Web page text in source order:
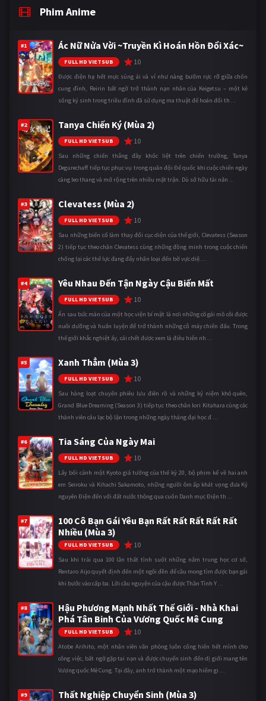
Phim Anime
#1 Ác Nữ Nửa Vời ~Truyền Kì Hoán Hồn Đổi Xác~
FULL HD VIETSUB 10
Được điện hạ hết mực sủng ái và ví như nàng bướm rực rỡ giữa chốn
cung đình, Reirin bất ngờ trở thành nạn nhân của Keigetsu – một kẻ
sống ký sinh trong triều đình đã sử dụng ma thuật để hoán đổi th ...
#2 Tanya Chiến Ký (Mùa 2)
FULL HD VIETSUB 10
Sau những chiến thắng đầy khốc liệt trên chiến trường, Tanya
Degurechaff tiếp tục phục vụ trong quân đội Đế quốc khi cuộc chiến ngày
càng leo thang và mở rộng trên nhiều mặt trận. Dù sở hữu tài năn ...
#3 Clevatess (Mùa 2)
FULL HD VIETSUB 10
Sau những biến cố làm thay đổi cục diện của thế giới, Clevatess (Season
2) tiếp tục theo chân Clevatess cùng những đồng minh trong cuộc chiến
chống lại các thế lực đang đẩy nhân loại đến bờ vực diệ ...
#4 Yêu Nhau Đến Tận Ngày Cậu Biến Mất
FULL HD VIETSUB 10
Ẩn sau bức màn của một học viện bí mật là nơi những cô gái mồ côi được
nuôi dưỡng và huấn luyện để trở thành những cỗ máy chiến đấu. Trong
thế giới khắc nghiệt ấy, cái chết được xem là điều hiển nh ...
#5 Xanh Thẳm (Mùa 3)
FULL HD VIETSUB 10
Sau hàng loạt chuyến phiêu lưu điên rồ và những kỷ niệm khó quên,
Grand Blue Dreaming (Season 3) tiếp tục theo chân Iori Kitahara cùng các
thành viên câu lạc bộ lặn trong những ngày tháng đại học đ ...
#6 Tia Sáng Của Ngày Mai
FULL HD VIETSUB 10
Lấy bối cảnh một Kyoto giả tưởng của thế kỷ 20, bộ phim kể về hai anh
em Seiroku và Kihachi Sakamoto, những người ôm ấp khát vọng đưa Kỷ
nguyên Điện đến với đất nước thông qua cuốn Danh mục Điện th ...
#7
100 Cô Bạn Gái Yêu Bạn Rất Rất Rất Rất Rất
Nhiều (Mùa 3)
FULL HD VIETSUB 10
Sau khi trải qua 100 lần thất tình suốt những năm trung học cơ sở,
Rentaro Aijo quyết định đến một ngôi đền để cầu mong tìm được bạn gái
khi bước vào cấp ba. Lời cầu nguyện của cậu được Thần Tình Y ...
#8
Hậu Phương Mạnh Nhất Thế Giới - Nhà Khai
Phá Tân Binh Của Vương Quốc Mê Cung
FULL HD VIETSUB 10
Atobe Arihito, một nhân viên văn phòng luôn cống hiến hết mình cho
công việc, bất ngờ gặp tai nạn và được chuyển sinh đến dị giới mang tên
Vương quốc Mê Cung. Tại đây, anh trở thành một mạo hiểm gi ...
#9 Thất Nghiệp Chuyển Sinh (Mùa 3)